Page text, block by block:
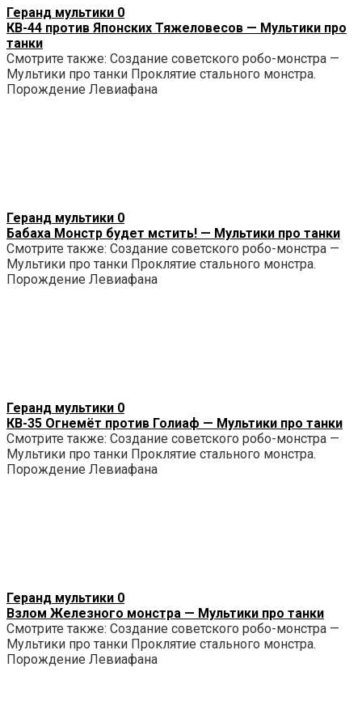
Геранд мультики 0
КВ-44 против Японских Тяжеловесов — Мультики про
танки
Смотрите также: Создание советского робо-монстра —
Мультики про танки Проклятие стального монстра.
Порождение Левиафана
Геранд мультики 0
Бабаха Монстр будет мстить! — Мультики про танки
Смотрите также: Создание советского робо-монстра —
Мультики про танки Проклятие стального монстра.
Порождение Левиафана
Геранд мультики 0
КВ-35 Огнемёт против Голиаф — Мультики про танки
Смотрите также: Создание советского робо-монстра —
Мультики про танки Проклятие стального монстра.
Порождение Левиафана
Геранд мультики 0
Взлом Железного монстра — Мультики про танки
Смотрите также: Создание советского робо-монстра —
Мультики про танки Проклятие стального монстра.
Порождение Левиафана